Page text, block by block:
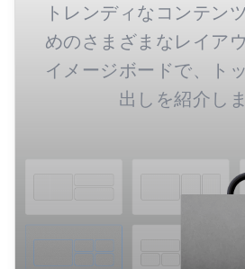
トレンディなコンテン
めのさまざまなレイア
イメージボードで、ト
出しを紹介しま